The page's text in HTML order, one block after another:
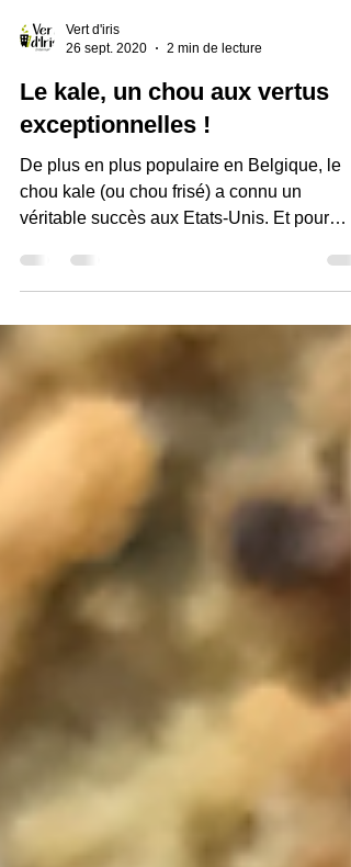
Vert d'iris
26 sept. 2020
2 min de lecture
Le kale, un chou aux vertus
exceptionnelles !
De plus en plus populaire en Belgique, le
chou kale (ou chou frisé) a connu un